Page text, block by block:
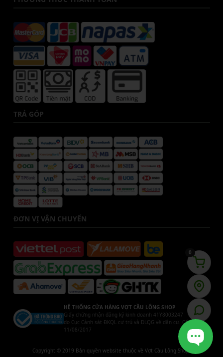
TRẢ GÓP
ĐƠN VỊ VẬN CHUYỂN
HỆ THỐNG CỬA HÀNG VỢT CẦU LÔNG SHOP
Giấy chứng nhận đăng ký kinh doanh 41Y8003247
do Cục Cảnh sát ĐKQL cư trú và DLQG về dân cư. Cấp ngày
11/08/2017
Copyright © 2019 Bản quyền website thuộc về Vợt Cầu Lông Shop.
0